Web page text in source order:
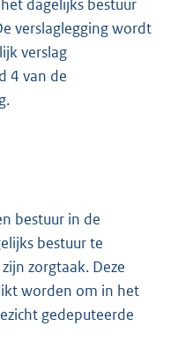
dagelijks bestuur
verslaglegging wordt
verslag
4 van de
bestuur in de
bestuur te
zorgtaak. Deze
worden om in het
gedeputeerde